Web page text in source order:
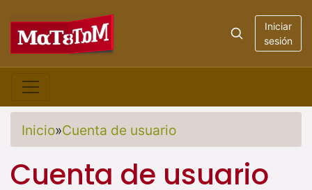
Iniciar
sesión
Inicio»Cuenta de usuario
Cuenta de usuario